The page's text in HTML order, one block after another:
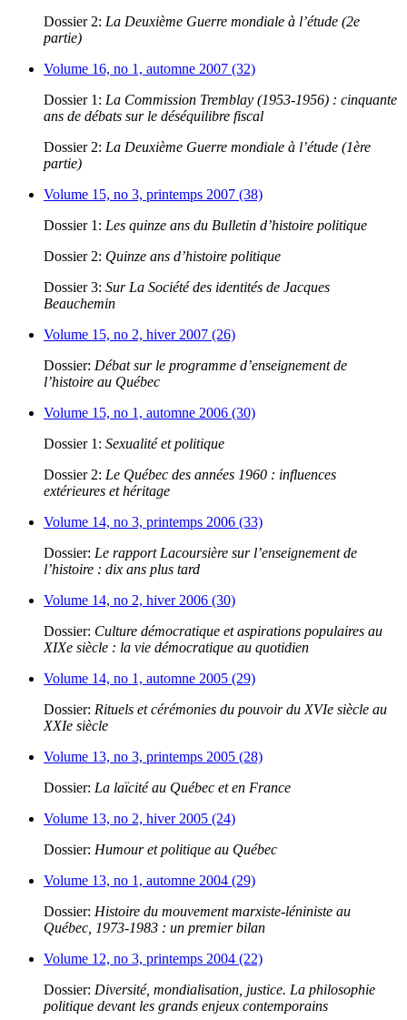
Dossier 2: La Deuxième Guerre mondiale à l’étude (2e
partie)
Volume 16, no 1, automne 2007 (32)
Dossier 1: La Commission Tremblay (1953-1956) : cinquante
ans de débats sur le déséquilibre fiscal
Dossier 2: La Deuxième Guerre mondiale à l’étude (1ère
partie)
Volume 15, no 3, printemps 2007 (38)
Dossier 1: Les quinze ans du Bulletin d’histoire politique
Dossier 2: Quinze ans d’histoire politique
Dossier 3: Sur La Société des identités de Jacques
Beauchemin
Volume 15, no 2, hiver 2007 (26)
Dossier: Débat sur le programme d’enseignement de
l’histoire au Québec
Volume 15, no 1, automne 2006 (30)
Dossier 1: Sexualité et politique
Dossier 2: Le Québec des années 1960 : influences
extérieures et héritage
Volume 14, no 3, printemps 2006 (33)
Dossier: Le rapport Lacoursière sur l’enseignement de
l’histoire : dix ans plus tard
Volume 14, no 2, hiver 2006 (30)
Dossier: Culture démocratique et aspirations populaires au
XIXe siècle : la vie démocratique au quotidien
Volume 14, no 1, automne 2005 (29)
Dossier: Rituels et cérémonies du pouvoir du XVIe siècle au
XXIe siècle
Volume 13, no 3, printemps 2005 (28)
Dossier: La laïcité au Québec et en France
Volume 13, no 2, hiver 2005 (24)
Dossier: Humour et politique au Québec
Volume 13, no 1, automne 2004 (29)
Dossier: Histoire du mouvement marxiste-léniniste au
Québec, 1973-1983 : un premier bilan
Volume 12, no 3, printemps 2004 (22)
Dossier: Diversité, mondialisation, justice. La philosophie
politique devant les grands enjeux contemporains